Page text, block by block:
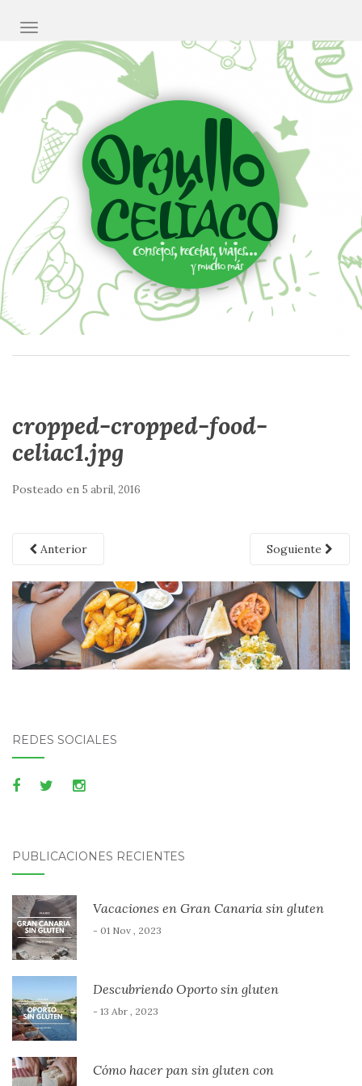
CAMBIAR NAVEGACIÓN
cropped-cropped-food-
celiac1.jpg
Posteado en 5 abril, 2016
Anterior Soguiente
REDES SOCIALES
PUBLICACIONES RECIENTES
Vacaciones en Gran Canaria sin gluten
- 01 Nov , 2023
Descubriendo Oporto sin gluten
- 13 Abr , 2023
Cómo hacer pan sin gluten con